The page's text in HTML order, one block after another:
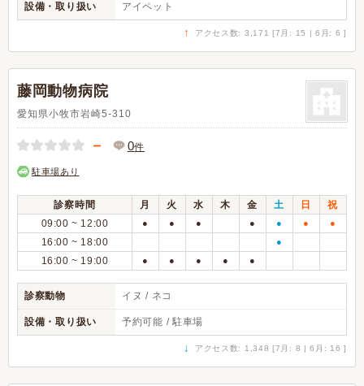
設備・取り扱い アイペット
↑ アクセス数: 3,171 [7月: 15 | 6月: 6 ]
藤岡動物病院
愛知県小牧市岩崎5-310
－ 0件
駐車場あり
診察時間 月 火 水 木 金 土 日
祝
09:00 ~ 12:00
● ● ● ● ● ● ●
16:00 ~ 18:00 ●
16:00 ~ 19:00 ● ● ● ● ●
診察動物 イヌ / ネコ
設備・取り扱い 予約可能 / 駐車場
↓ アクセス数: 1,348 [7月: 8 | 6月: 16 ]